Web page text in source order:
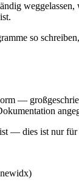
so
—
— dies ist